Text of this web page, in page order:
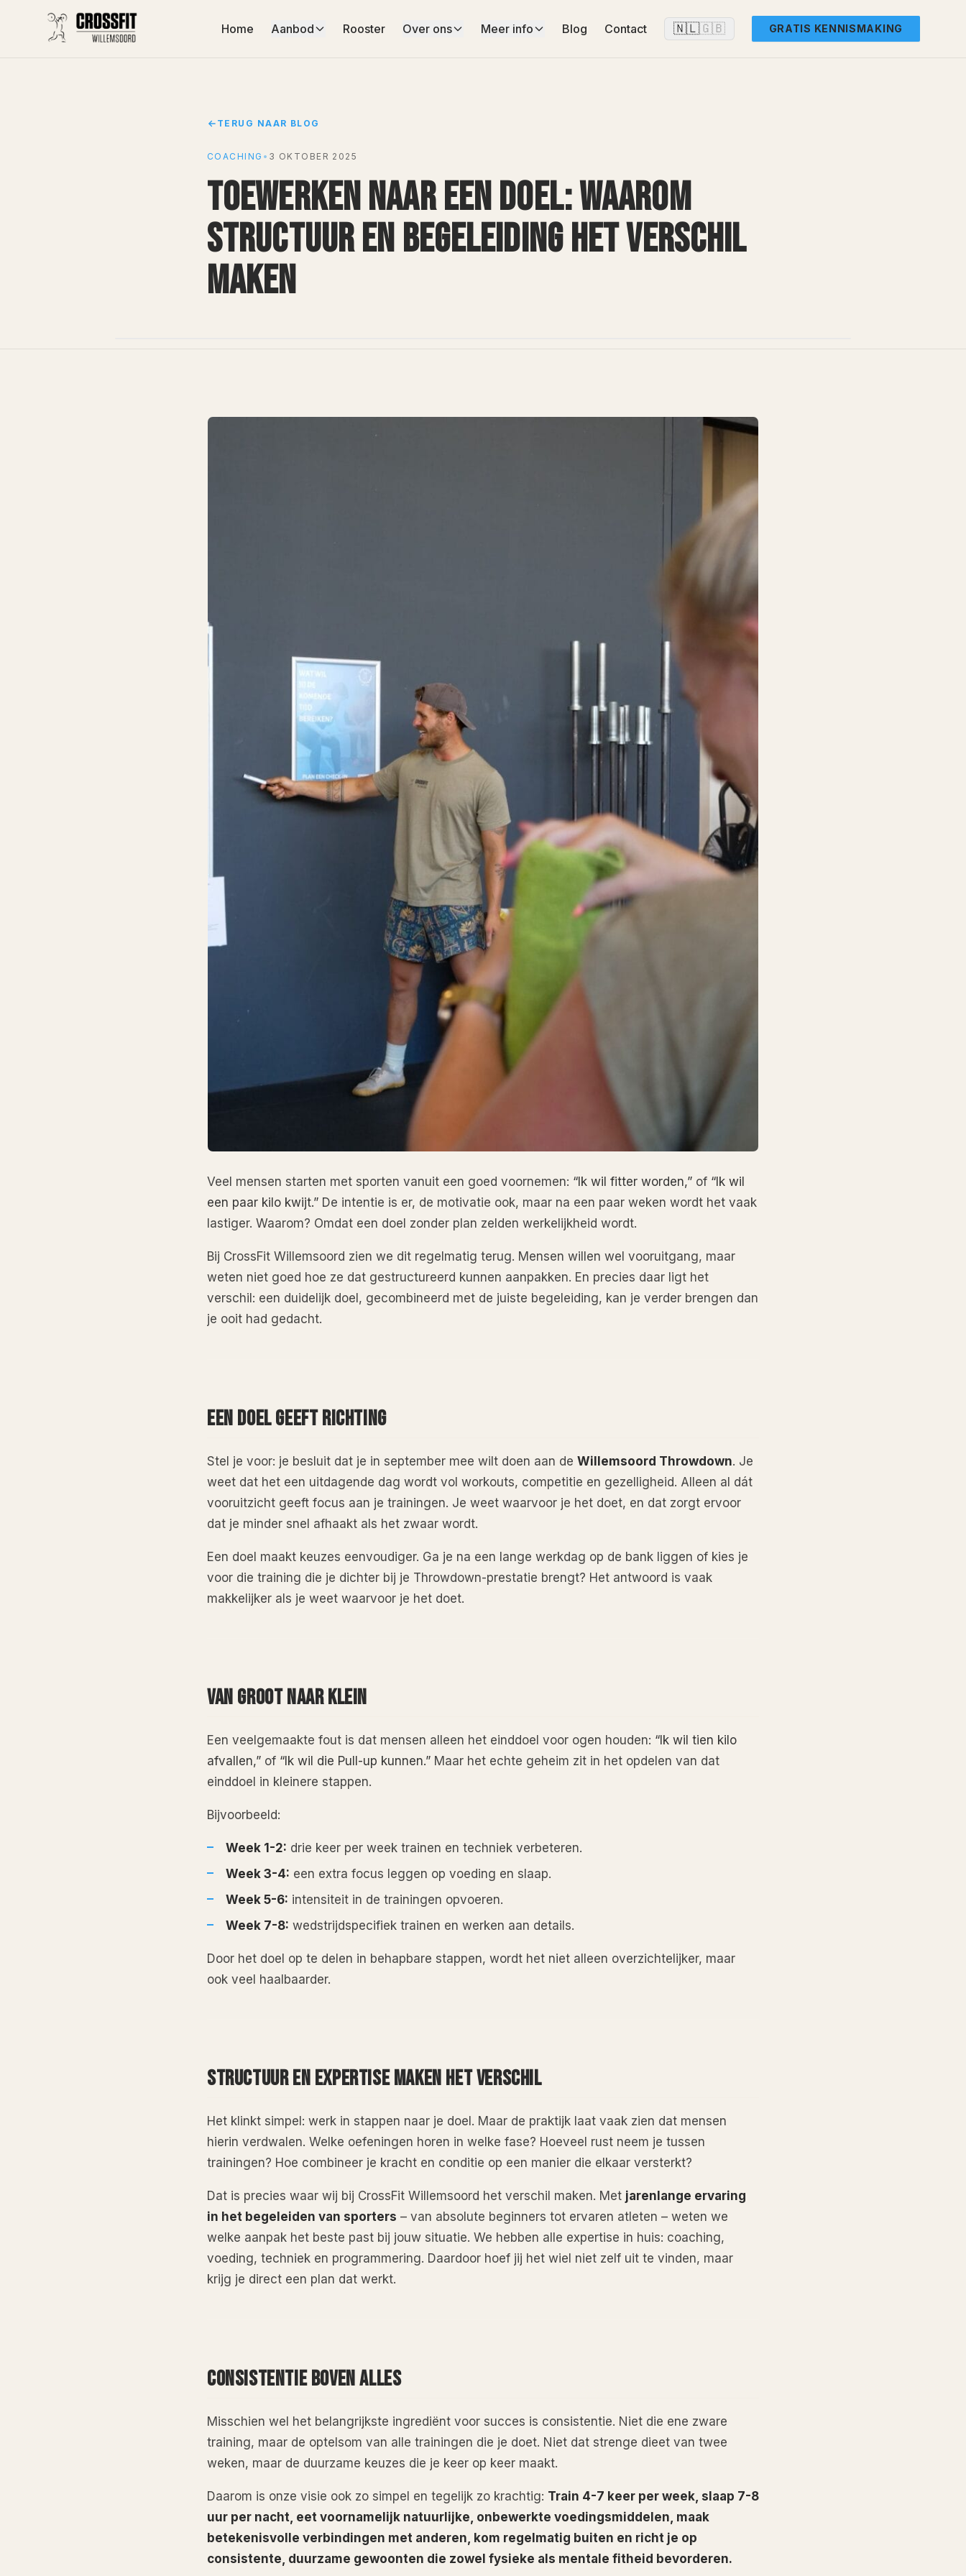
Home Aanbod Rooster Over ons Meer info Blog Contact 🇳🇱🇬🇧 GRATIS KENNISMAKING
TERUG NAAR BLOG
COACHING • 3 OKTOBER 2025
TOEWERKEN NAAR EEN DOEL: WAAROM
STRUCTUUR EN BEGELEIDING HET VERSCHIL
MAKEN
Veel mensen starten met sporten vanuit een goed voornemen: “Ik wil fitter worden,” of “Ik wil
een paar kilo kwijt.” De intentie is er, de motivatie ook, maar na een paar weken wordt het vaak
lastiger. Waarom? Omdat een doel zonder plan zelden werkelijkheid wordt.
Bij CrossFit Willemsoord zien we dit regelmatig terug. Mensen willen wel vooruitgang, maar
weten niet goed hoe ze dat gestructureerd kunnen aanpakken. En precies daar ligt het
verschil: een duidelijk doel, gecombineerd met de juiste begeleiding, kan je verder brengen dan
je ooit had gedacht.
EEN DOEL GEEFT RICHTING
Stel je voor: je besluit dat je in september mee wilt doen aan de Willemsoord Throwdown. Je
weet dat het een uitdagende dag wordt vol workouts, competitie en gezelligheid. Alleen al dát
vooruitzicht geeft focus aan je trainingen. Je weet waarvoor je het doet, en dat zorgt ervoor
dat je minder snel afhaakt als het zwaar wordt.
Een doel maakt keuzes eenvoudiger. Ga je na een lange werkdag op de bank liggen of kies je
voor die training die je dichter bij je Throwdown-prestatie brengt? Het antwoord is vaak
makkelijker als je weet waarvoor je het doet.
VAN GROOT NAAR KLEIN
Een veelgemaakte fout is dat mensen alleen het einddoel voor ogen houden: “Ik wil tien kilo
afvallen,” of “Ik wil die Pull-up kunnen.” Maar het echte geheim zit in het opdelen van dat
einddoel in kleinere stappen.
Bijvoorbeeld:
Week 1-2: drie keer per week trainen en techniek verbeteren.
Week 3-4: een extra focus leggen op voeding en slaap.
Week 5-6: intensiteit in de trainingen opvoeren.
Week 7-8: wedstrijdspecifiek trainen en werken aan details.
Door het doel op te delen in behapbare stappen, wordt het niet alleen overzichtelijker, maar
ook veel haalbaarder.
STRUCTUUR EN EXPERTISE MAKEN HET VERSCHIL
Het klinkt simpel: werk in stappen naar je doel. Maar de praktijk laat vaak zien dat mensen
hierin verdwalen. Welke oefeningen horen in welke fase? Hoeveel rust neem je tussen
trainingen? Hoe combineer je kracht en conditie op een manier die elkaar versterkt?
Dat is precies waar wij bij CrossFit Willemsoord het verschil maken. Met jarenlange ervaring
in het begeleiden van sporters – van absolute beginners tot ervaren atleten – weten we
welke aanpak het beste past bij jouw situatie. We hebben alle expertise in huis: coaching,
voeding, techniek en programmering. Daardoor hoef jij het wiel niet zelf uit te vinden, maar
krijg je direct een plan dat werkt.
CONSISTENTIE BOVEN ALLES
Misschien wel het belangrijkste ingrediënt voor succes is consistentie. Niet die ene zware
training, maar de optelsom van alle trainingen die je doet. Niet dat strenge dieet van twee
weken, maar de duurzame keuzes die je keer op keer maakt.
Daarom is onze visie ook zo simpel en tegelijk zo krachtig: Train 4-7 keer per week, slaap 7-8
uur per nacht, eet voornamelijk natuurlijke, onbewerkte voedingsmiddelen, maak
betekenisvolle verbindingen met anderen, kom regelmatig buiten en richt je op
consistente, duurzame gewoonten die zowel fysieke als mentale fitheid bevorderen.